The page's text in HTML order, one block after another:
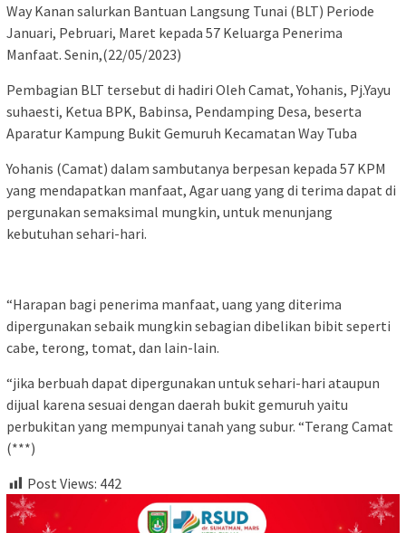
Way Kanan salurkan Bantuan Langsung Tunai (BLT) Periode
Januari, Pebruari, Maret kepada 57 Keluarga Penerima
Manfaat. Senin,(22/05/2023)
Pembagian BLT tersebut di hadiri Oleh Camat, Yohanis, Pj.Yayu
suhaesti, Ketua BPK, Babinsa, Pendamping Desa, beserta
Aparatur Kampung Bukit Gemuruh Kecamatan Way Tuba
Yohanis (Camat) dalam sambutanya berpesan kepada 57 KPM
yang mendapatkan manfaat, Agar uang yang di terima dapat di
pergunakan semaksimal mungkin, untuk menunjang
kebutuhan sehari-hari.
“Harapan bagi penerima manfaat, uang yang diterima
dipergunakan sebaik mungkin sebagian dibelikan bibit seperti
cabe, terong, tomat, dan lain-lain.
“jika berbuah dapat dipergunakan untuk sehari-hari ataupun
dijual karena sesuai dengan daerah bukit gemuruh yaitu
perbukitan yang mempunyai tanah yang subur. “Terang Camat
(***)
Post Views: 442